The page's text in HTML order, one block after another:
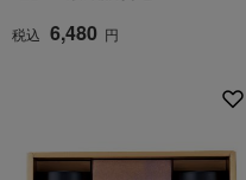
税込 6,480 円